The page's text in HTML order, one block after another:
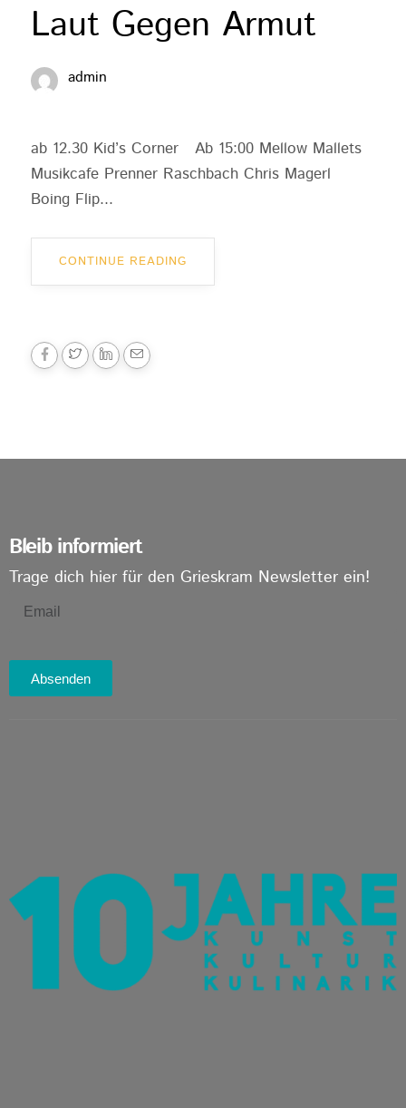
Laut Gegen Armut
admin
ab 12.30 Kid’s Corner Ab 15:00 Mellow Mallets
Musikcafe Prenner Raschbach Chris Magerl
Boing Flip...
CONTINUE READING
Bleib informiert
Trage dich hier für den Grieskram Newsletter ein!
Absenden